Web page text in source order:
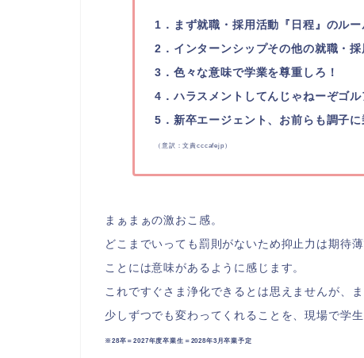
1．まず就職・採用活動『日程』のルー
2．インターンシップその他の就職・採
3．色々な意味で学業を尊重しろ！
4．ハラスメントしてんじゃねーぞゴル
5．新卒エージェント、お前らも調子に
（意訳：文責cccafejp）
まぁまぁの激おこ感。
どこまでいっても罰則がないため抑止力は期待
ことには意味があるように感じます。
これですぐさま浄化できるとは思えませんが、
少しずつでも変わってくれることを、現場で学
※28卒＝2027年度卒業生＝2028年3月卒業予定